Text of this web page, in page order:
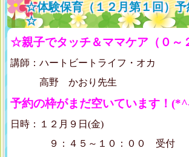
☆体験保育（１２月第１回）予
☆
☆親子でタッチ＆ママケア（０～
講師：ハートビートライフ・オカ
高野 かおり先生
予約の枠がまだ空いています！
日時：１２月９日(金)
９：４５～１０：００ 受付